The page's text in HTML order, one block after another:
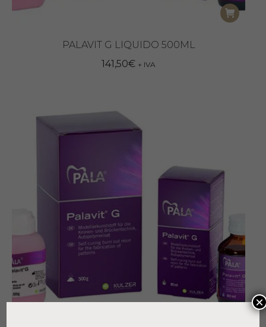
PALAVIT G LIQUIDO 500ML
141,50€ + IVA
×